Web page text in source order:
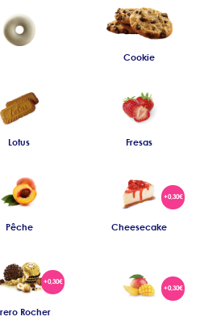
Cookie
Lotus Fresas
Pêche Cheesecake
Rocher